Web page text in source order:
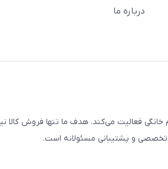
درباره ما
خانگی فعالیت می‌کند. هدف ما تنها فروش
تخصصی و پشتیبانی مسئولانه است.